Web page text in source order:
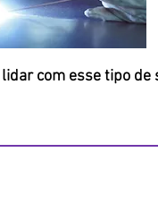
com esse tipo de